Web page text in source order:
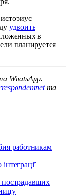
удвоить
в
планируется
WhatsApp.
та
работникам